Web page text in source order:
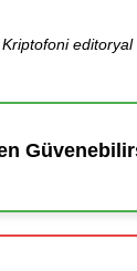
editoryal